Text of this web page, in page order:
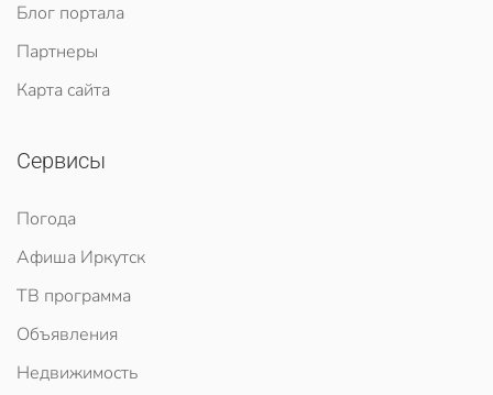
Блог портала
Партнеры
Карта сайта
Сервисы
Погода
Афиша Иркутск
ТВ программа
Объявления
Недвижимость